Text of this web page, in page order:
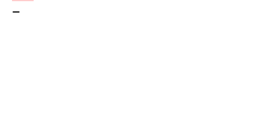
ー